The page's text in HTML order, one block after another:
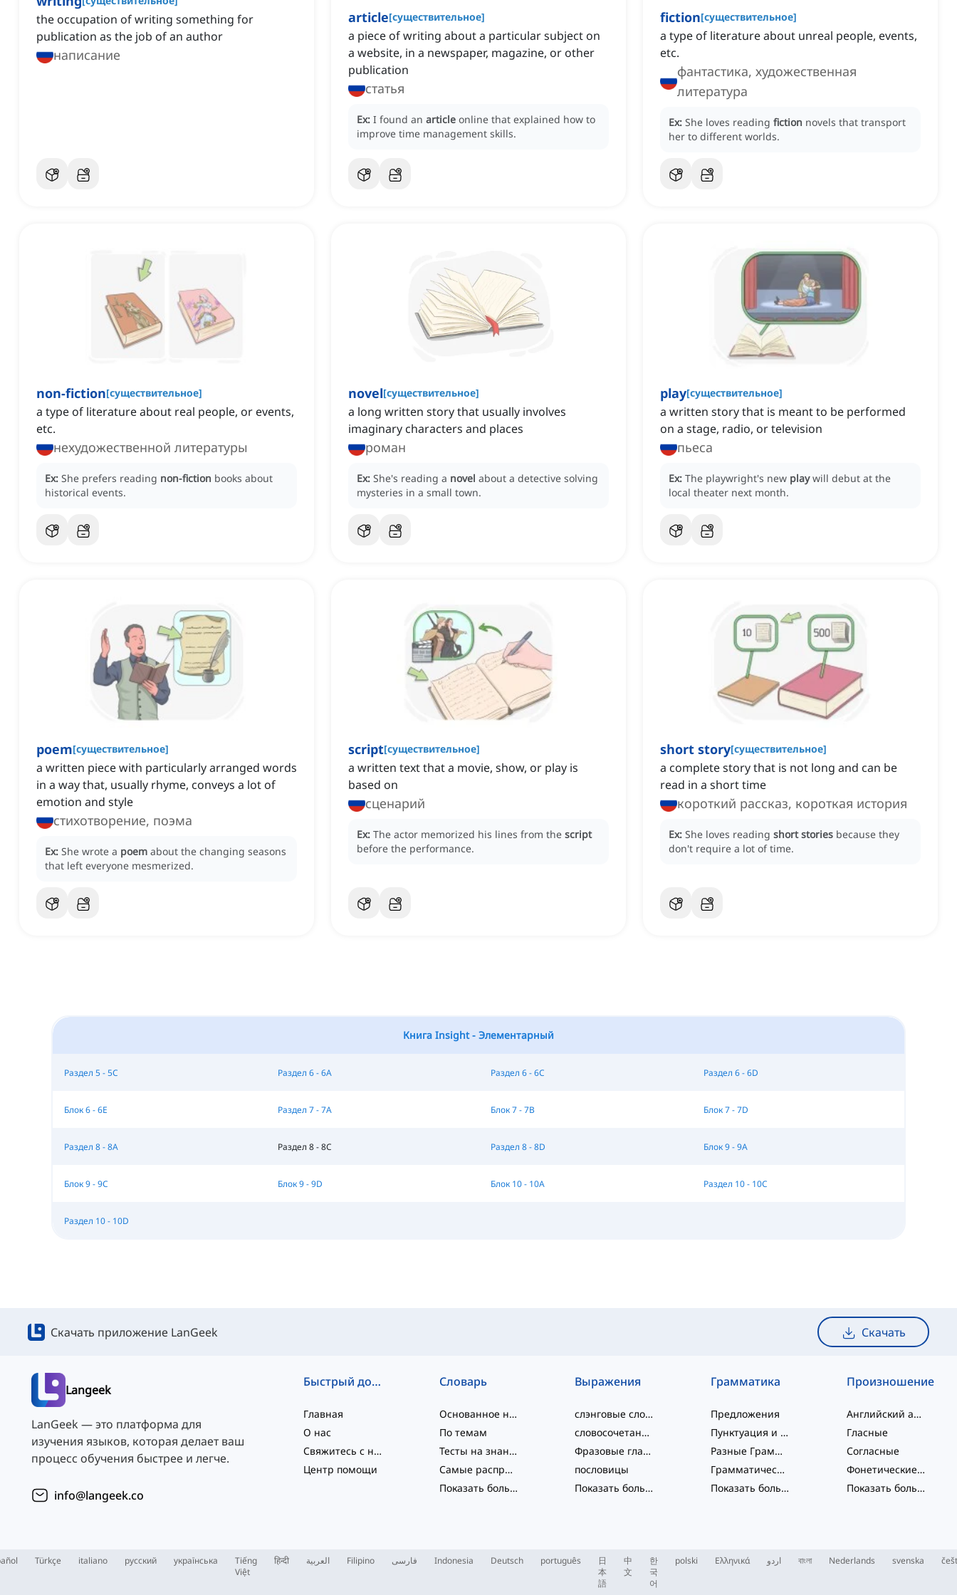
the occupation of writing something for
publication as the job of an author
написание
article[существительное]
a piece of writing about a particular subject on
a website, in a newspaper, magazine, or other
publication
статья
Ex: I found an article online that explained how to
improve time management skills.
fiction[существительное]
a type of literature about unreal people, events,
etc.
фантастика, художественная
литература
Ex: She loves reading fiction novels that transport
her to different worlds.
non-fiction[существительное]
a type of literature about real people, or events,
etc.
нехудожественной литературы
Ex: She prefers reading non-fiction books about
historical events.
novel[существительное]
a long written story that usually involves
imaginary characters and places
роман
Ex: She's reading a novel about a detective solving
mysteries in a small town.
play[существительное]
a written story that is meant to be performed
on a stage, radio, or television
пьеса
Ex: The playwright's new play will debut at the
local theater next month.
poem[существительное]
a written piece with particularly arranged words
in a way that, usually rhyme, conveys a lot of
emotion and style
стихотворение, поэма
Ex: She wrote a poem about the changing seasons
that left everyone mesmerized.
script[существительное]
a written text that a movie, show, or play is
based on
сценарий
Ex: The actor memorized his lines from the script
before the performance.
short story[существительное]
a complete story that is not long and can be
read in a short time
короткий рассказ, короткая история
Ex: She loves reading short stories because they
don't require a lot of time.
Книга Insight - Элементарный
Раздел 5 - 5C Раздел 6 - 6A Раздел 6 - 6C Раздел 6 - 6D
Блок 6 - 6E Раздел 7 - 7A Блок 7 - 7B Блок 7 - 7D
Раздел 8 - 8A Раздел 8 - 8C Раздел 8 - 8D Блок 9 - 9A
Блок 9 - 9C Блок 9 - 9D Блок 10 - 10A Раздел 10 - 10C
Раздел 10 - 10D
Скачать приложение LanGeek Скачать
Langeek
LanGeek — это платформа для
изучения языков, которая делает ваш
процесс обучения быстрее и легче.
info@langeek.co
Быстрый доступ
Главная
О нас
Свяжитесь с нами
Центр помощи
Словарь
Основанное на уровне
По темам
Тесты на знание языка
Самые распространённые
Показать больше
Выражения
слэнговые слова
словосочетания
Фразовые глаголы
пословицы
Показать больше
Грамматика
Предложения
Пунктуация и Орфография
Разные Грамматические Темы
Грамматические Функции
Показать больше
Произношение
Английский алфавит
Гласные
Согласные
Фонетические концепции
Показать больше
Türkçe italiano русский українська
Tiếng
Việt
हिन्दी العربية Filipino فارسی Indonesia Deutsch português
日
本
語
中
文
한
국
어
polski Ελληνικά اردو বাংলা Nederlands svenska